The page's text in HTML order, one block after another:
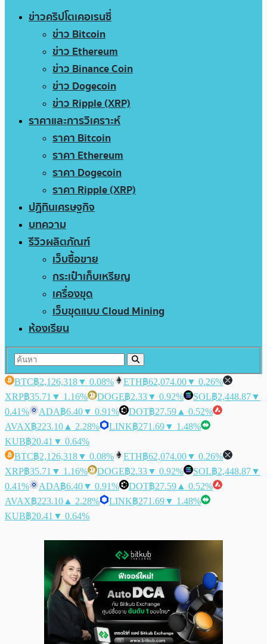
ข่าวคริปโตเคอเรนซี่
ข่าว Bitcoin
ข่าว Ethereum
ข่าว Binance Coin
ข่าว Dogecoin
ข่าว Ripple (XRP)
ราคาและการวิเคราะห์
ราคา Bitcoin
ราคา Ethereum
ราคา Dogecoin
ราคา Ripple (XRP)
ปฏิทินเศรษฐกิจ
บทความ
รีวิวผลิตภัณฑ์
เว็บซื้อขาย
กระเป๋าเก็บเหรียญ
เครื่องขุด
เว็บขุดแบบ Cloud Mining
ห้องเรียน
BTC฿2,126,318▼ 0.08% ETH฿62,074.00▼ 0.26%
XRP฿35.71 ▼ 1.16% DOGE฿2.33▼ 0.92% SOL฿2,448.87▼
0.41%
ADA฿6.40▼ 0.91% DOT฿27.59 ▲ 0.52%
AVAX฿223.10 ▲ 2.28% LINK฿271.69▼ 1.48%
KUB฿20.41 ▼ 0.64%
BTC฿2,126,318▼ 0.08% ETH฿62,074.00▼ 0.26%
XRP฿35.71 ▼ 1.16% DOGE฿2.33▼ 0.92% SOL฿2,448.87▼
0.41%
ADA฿6.40▼ 0.91% DOT฿27.59 ▲ 0.52%
AVAX฿223.10 ▲ 2.28% LINK฿271.69▼ 1.48%
KUB฿20.41 ▼ 0.64%